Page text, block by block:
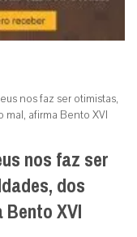
nos faz ser otimistas,
afirma Bento XVI
nos faz ser
dos
XVI